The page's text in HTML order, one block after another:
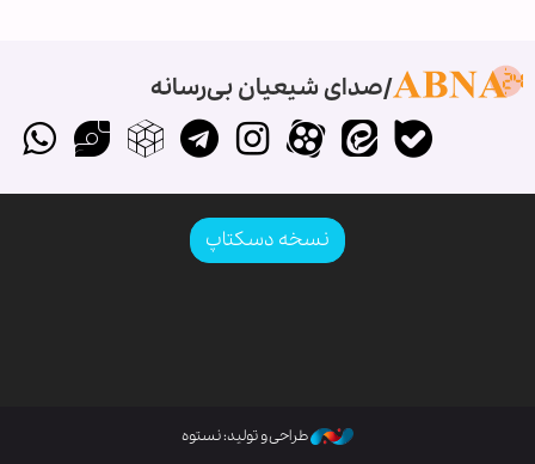
صدای شیعیان بی‌رسانه
نسخه دسکتاپ
طراحی و تولید: نستوه